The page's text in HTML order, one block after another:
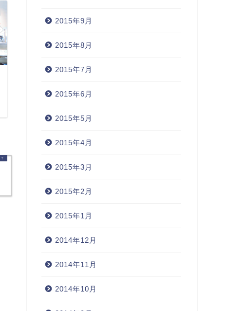
47都道府県のGマークを一気に観
2012年11月17日
2015年9月
2015年8月
2015年7月
2015年6月
2015年5月
2015年4月
2015年3月
2015年2月
2015年1月
2014年12月
2014年11月
2014年10月